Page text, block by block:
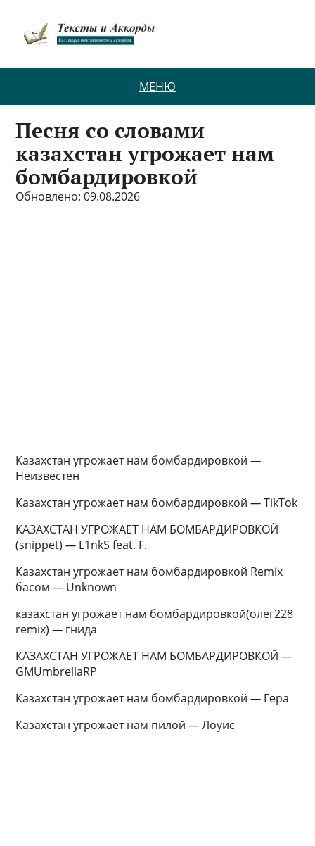
МЕНЮ
Песня со словами
казахстан угрожает нам
бомбардировкой
Обновлено: 09.08.2026
Казахстан угрожает нам бомбардировкой—
Неизвестен
Казахстан угрожает нам бомбардировкой—TikTok
КАЗАХСТАН УГРОЖАЕТ НАМ БОМБАРДИРОВКОЙ
(snippet)— L1nkS feat. F.
Казахстан угрожает нам бомбардировкой Remix
басом— Unknown
казахстан угрожает нам бомбардировкой(олег228
remix)— гнида
КАЗАХСТАН УГРОЖАЕТ НАМ БОМБАРДИРОВКОЙ—
GMUmbrellaRP
Казахстан угрожает нам бомбардировкой— Гера
Казахстан угрожает нам пилой—Лоуис